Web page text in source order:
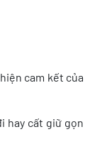
cam kết của
hay cất giữ gọn